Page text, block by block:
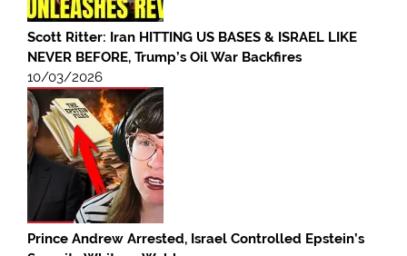
Scott Ritter: Iran HITTING US BASES & ISRAEL LIKE
NEVER BEFORE, Trump’s Oil War Backfires
10/03/2026
Prince Andrew Arrested, Israel Controlled Epstein’s